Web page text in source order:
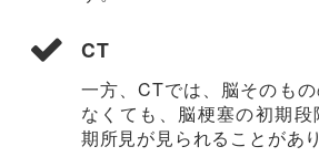
CT
一方、CTでは、脳そのも
なくても、脳梗塞の初期
期所見が見られることがあり